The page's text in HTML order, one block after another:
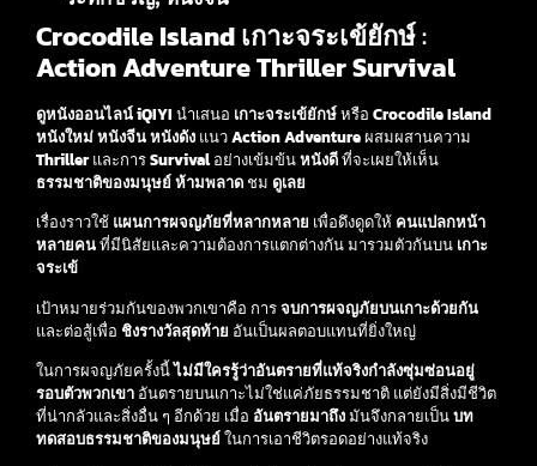
Crocodile Island เกาะจระเข้ยักษ์:
ActionAdventureThrillerSurvival
ดูหนังออนไลน์iQIYI นำเสนอ เกาะจระเข้ยักษ์หรือ Crocodile Island
หนังใหม่หนังจีนหนังดัง แนวActionAdventureผสมผสานความ
ThrillerและการSurvivalอย่างเข้มข้นหนังดีที่จะเผยให้เห็น
ธรรมชาติของมนุษย์ห้ามพลาดชม ดูเลย
เรื่องราวใช้ แผนการผจญภัยที่หลากหลาย เพื่อดึงดูดให้ คนแปลกหน้า
หลายคนที่มีนิสัยและความต้องการแตกต่างกัน มารวมตัวกันบน เกาะ
จระเข้
เป้าหมายร่วมกันของพวกเขาคือ การจบการผจญภัยบนเกาะด้วยกัน
และต่อสู้เพื่อ ชิงรางวัลสุดท้าย อันเป็นผลตอบแทนที่ยิ่งใหญ่
ในการผจญภัยครั้งนี้ไม่มีใครรู้ว่าอันตรายที่แท้จริงกำลังซุ่มซ่อนอยู่
รอบตัวพวกเขา อันตรายบนเกาะไม่ใช่แค่ภัยธรรมชาติ แต่ยังมีสิ่งมีชีวิต
ที่น่ากลัวและสิ่งอื่น ๆ อีกด้วย เมื่อ อันตรายมาถึงมันจึงกลายเป็นบท
ทดสอบธรรมชาติของมนุษย์ในการเอาชีวิตรอดอย่างแท้จริง